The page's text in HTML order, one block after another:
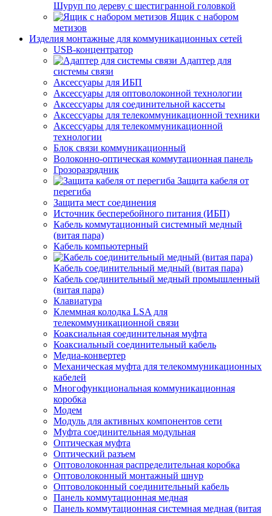
Шуруп по дереву с шестигранной головкой
Ящик с набором
метизов
Изделия монтажные для коммуникационных сетей
USB-концентратор
Адаптер для
системы связи
Аксессуары для ИБП
Аксессуары для оптоволоконной технологии
Аксессуары для соединительной кассеты
Аксессуары для телекоммуникационной техники
Аксессуары для телекоммуникационной
технологии
Блок связи коммуникационный
Волоконно-оптическая коммутационная панель
Грозоразрядник
Защита кабеля от
перегиба
Защита мест соединения
Источник бесперебойного питания (ИБП)
Кабель коммутационный системный медный
(витая пара)
Кабель компьютерный
Кабель соединительный медный (витая пара)
Кабель соединительный медный промышленный
(витая пара)
Клавиатура
Клеммная колодка LSA для
телекоммуникационной связи
Коаксиальная соединительная муфта
Коаксиальный соединительный кабель
Медиа-конвертер
Механическая муфта для телекоммуникационных
кабелей
Многофункциональная коммуникационная
коробка
Модем
Модуль для активных компонентов сети
Муфта соединительная модульная
Оптическая муфта
Оптический разъем
Оптоволоконная распределительная коробка
Оптоволоконный монтажный шнур
Оптоволоконный соединительный кабель
Панель коммутационная медная
Панель коммутационная системная медная (витая